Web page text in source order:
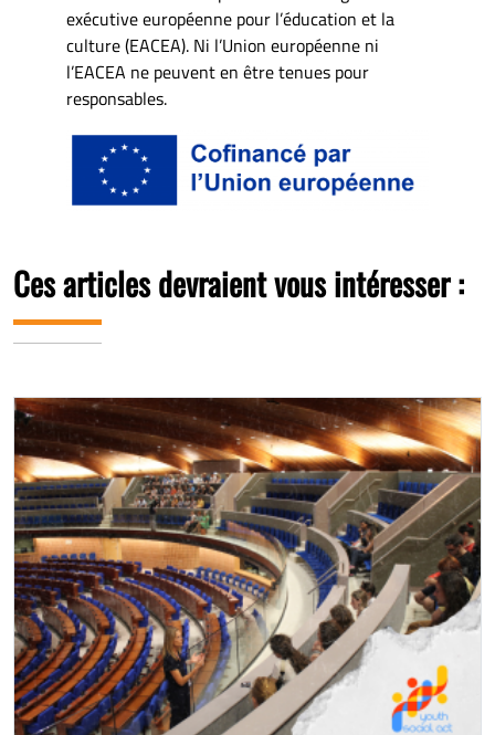
exécutive européenne pour l’éducation et la
culture (EACEA). Ni l’Union européenne ni
l’EACEA ne peuvent en être tenues pour
responsables.
Ces articles devraient vous intéresser :